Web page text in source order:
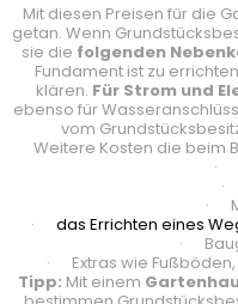
Mit diesen Preisen für die
getan. Wenn
sie die folgenden
Fundament ist zu
klären. Für Strom und
ebenso für
vom
Weitere Kosten die beim
·
·
·
· das Errichten eines
·
· Extras wie
Tipp: Mit einem